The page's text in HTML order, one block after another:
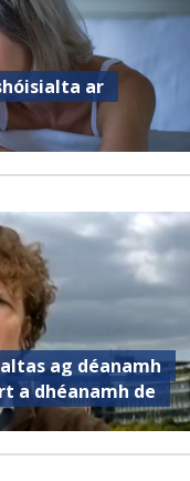
ar
ag déanamh
a dhéanamh de